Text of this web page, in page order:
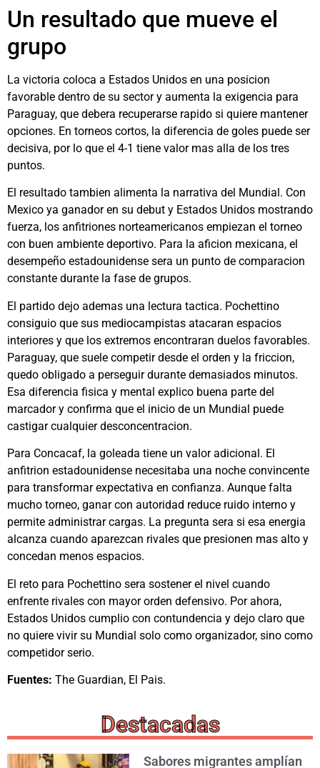
Un resultado que mueve el
grupo
La victoria coloca a Estados Unidos en una posicion
favorable dentro de su sector y aumenta la exigencia para
Paraguay, que debera recuperarse rapido si quiere mantener
opciones. En torneos cortos, la diferencia de goles puede ser
decisiva, por lo que el 4-1 tiene valor mas alla de los tres
puntos.
El resultado tambien alimenta la narrativa del Mundial. Con
Mexico ya ganador en su debut y Estados Unidos mostrando
fuerza, los anfitriones norteamericanos empiezan el torneo
con buen ambiente deportivo. Para la aficion mexicana, el
desempeño estadounidense sera un punto de comparacion
constante durante la fase de grupos.
El partido dejo ademas una lectura tactica. Pochettino
consiguio que sus mediocampistas atacaran espacios
interiores y que los extremos encontraran duelos favorables.
Paraguay, que suele competir desde el orden y la friccion,
quedo obligado a perseguir durante demasiados minutos.
Esa diferencia fisica y mental explico buena parte del
marcador y confirma que el inicio de un Mundial puede
castigar cualquier desconcentracion.
Para Concacaf, la goleada tiene un valor adicional. El
anfitrion estadounidense necesitaba una noche convincente
para transformar expectativa en confianza. Aunque falta
mucho torneo, ganar con autoridad reduce ruido interno y
permite administrar cargas. La pregunta sera si esa energia
alcanza cuando aparezcan rivales que presionen mas alto y
concedan menos espacios.
El reto para Pochettino sera sostener el nivel cuando
enfrente rivales con mayor orden defensivo. Por ahora,
Estados Unidos cumplio con contundencia y dejo claro que
no quiere vivir su Mundial solo como organizador, sino como
competidor serio.
Fuentes: The Guardian, El Pais.
Destacadas
Sabores migrantes amplían